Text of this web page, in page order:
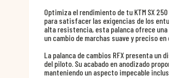
Optimiza el rendimiento de tu KTM SX
para satisfacer las exigencias de los
alta resistencia, esta palanca ofrece
un cambio de marchas suave y preciso en
La palanca de cambios RFX presenta un
del piloto. Su acabado en anodizado
manteniendo un aspecto impecable